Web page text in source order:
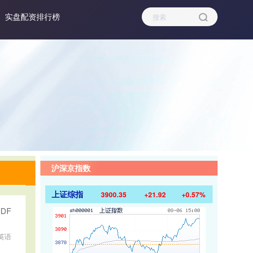
实盘配资排行榜
语
沪深京指数
上证综指 3900.35 +21.92 +0.57%